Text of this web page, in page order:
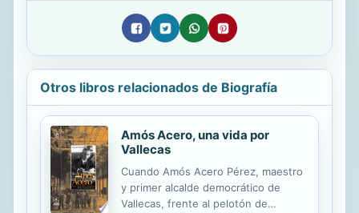
Otros libros relacionados de Biografía
Amós Acero, una vida por
Vallecas
Cuando Amós Acero Pérez, maestro
y primer alcalde democrático de
Vallecas, frente al pelotón de